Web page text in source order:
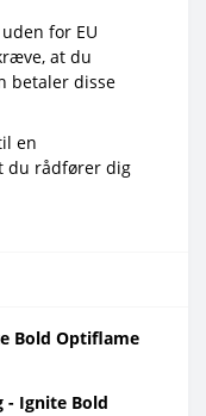
for EU
at du
betaler disse
en
du rådfører dig
Bold Optiflame
- Ignite Bold